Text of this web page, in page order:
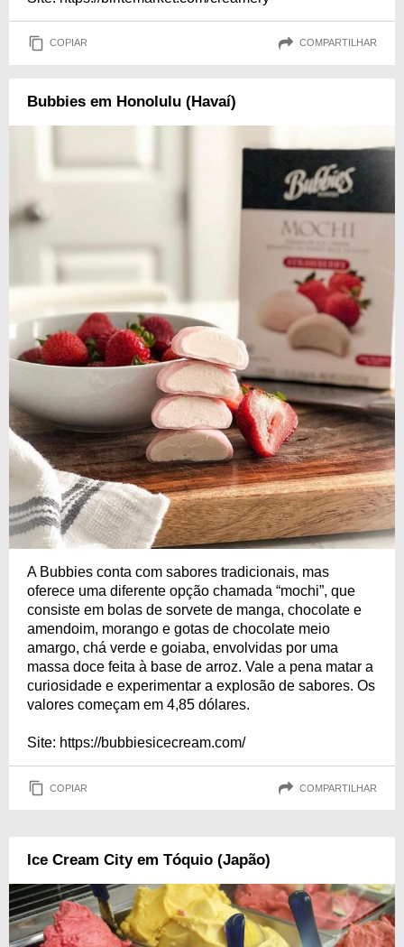
COPIAR COMPARTILHAR
Bubbies em Honolulu (Havaí)
A Bubbies conta com sabores tradicionais, mas
oferece uma diferente opção chamada “mochi”, que
consiste em bolas de sorvete de manga, chocolate e
amendoim, morango e gotas de chocolate meio
amargo, chá verde e goiaba, envolvidas por uma
massa doce feita à base de arroz. Vale a pena matar a
curiosidade e experimentar a explosão de sabores. Os
valores começam em 4,85 dólares.
Site: https://bubbiesicecream.com/
COPIAR COMPARTILHAR
Ice Cream City em Tóquio (Japão)